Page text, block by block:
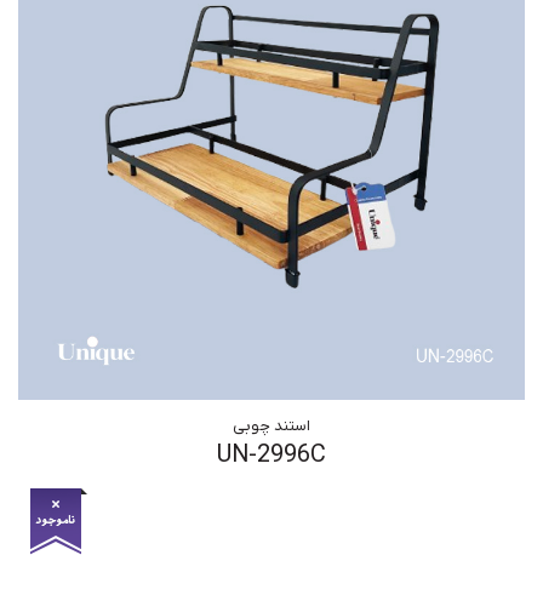
استند چوبی
UN-2996C